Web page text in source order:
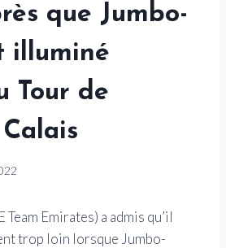
que Jumbo-
illuminé
Tour de
Team Emirates) a admis qu’il
trop loin lorsque Jumbo-